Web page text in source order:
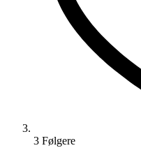
3 Følgere